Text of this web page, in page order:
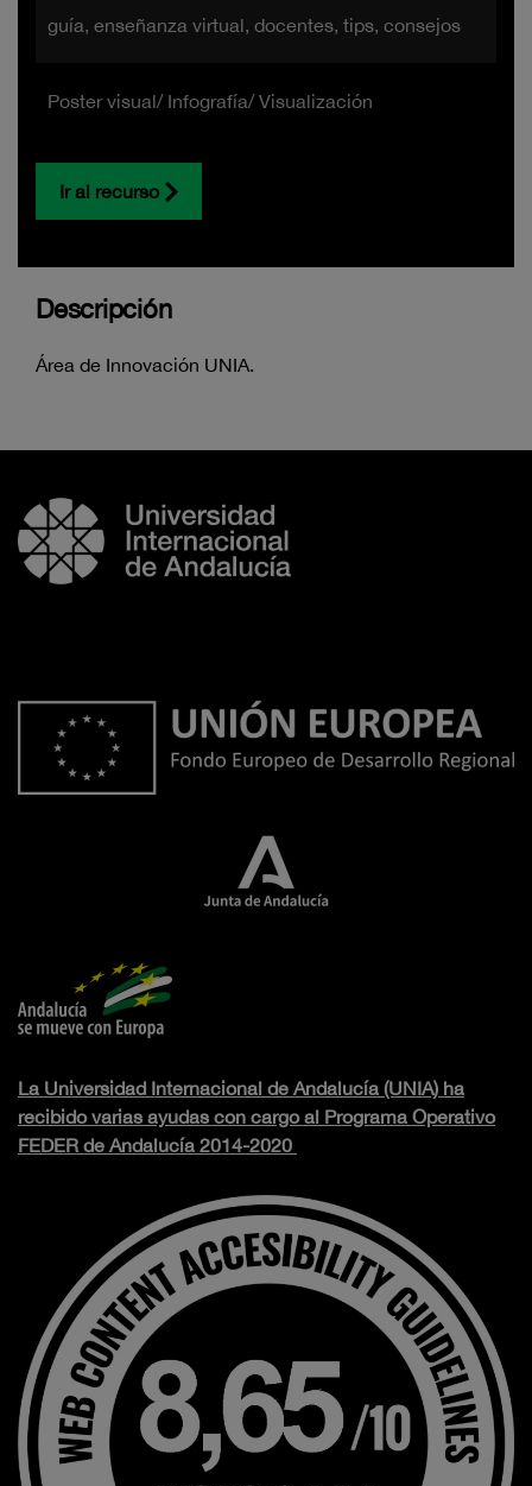
guía, enseñanza virtual, docentes, tips, consejos
Poster visual/ Infografía/ Visualización
Ir al recurso
Descripción
Área de Innovación UNIA.
La Universidad Internacional de Andalucía (UNIA) ha
recibido varias ayudas con cargo al Programa Operativo
FEDER de Andalucía 2014-2020